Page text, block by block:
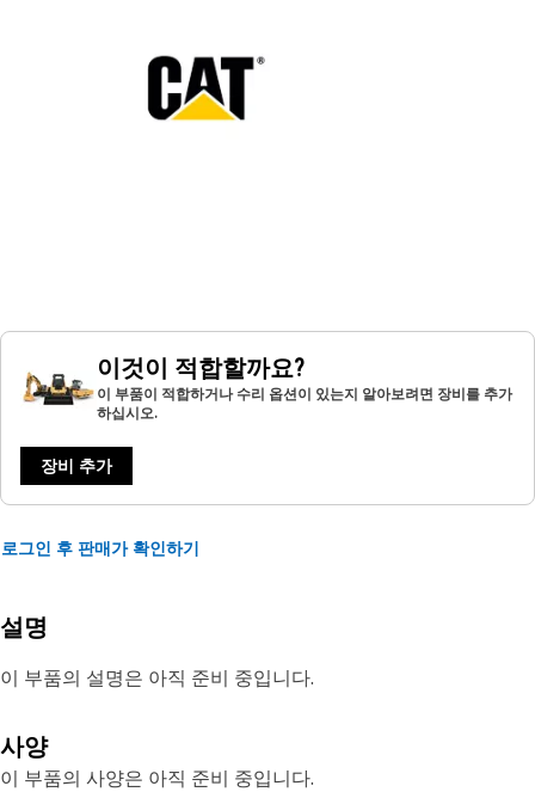
이것이 적합할까요?
이 부품이 적합하거나 수리 옵션이 있는지 알아보려면 장비를 추가
하십시오.
장비 추가
로그인 후 판매가 확인하기
설명
이 부품의 설명은 아직 준비 중입니다.
사양
이 부품의 사양은 아직 준비 중입니다.